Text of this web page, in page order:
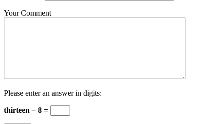
Your Comment
Please enter an answer in digits:
thirteen − 8 =